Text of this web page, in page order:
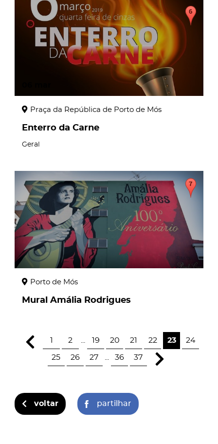
Praça da República de Porto de Mós
Enterro da Carne
Geral
page
Porto de Mós
Mural Amália Rodrigues
1 2 19 20 21 22 23 24
25 26 27 36 37
voltar partilhar